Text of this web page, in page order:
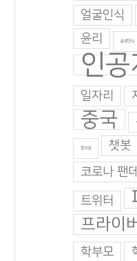
얼굴인식
윤리
음성인식
인공
일자리
중국
창의성 챗봇
코로나 팬
트위터
프라이
학부모